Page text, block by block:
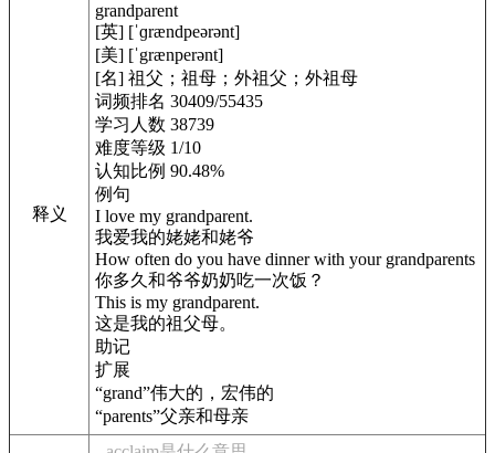
释义
grandparent
[英] [ˈɡrændpeərənt]
[美] [ˈgrænperənt]
[名] 祖父；祖母；外祖父；外祖母
词频排名 30409/55435
学习人数 38739
难度等级 1/10
认知比例 90.48%
例句
I love my grandparent.
我爱我的姥姥和姥爷
How often do you have dinner with your grandparents
你多久和爷爷奶奶吃一次饭？
This is my grandparent.
这是我的祖父母。
助记
扩展
“grand”伟大的，宏伟的
“parents”父亲和母亲